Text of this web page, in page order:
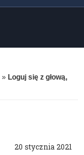
» Loguj się z głową,
20 stycznia 2021